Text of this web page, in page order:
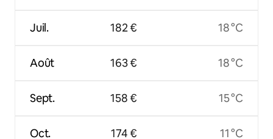
Juil.
Août
Sept.
Oct.
182 €
163 €
158 €
174 €
18 °C
18 °C
15 °C
11 °C